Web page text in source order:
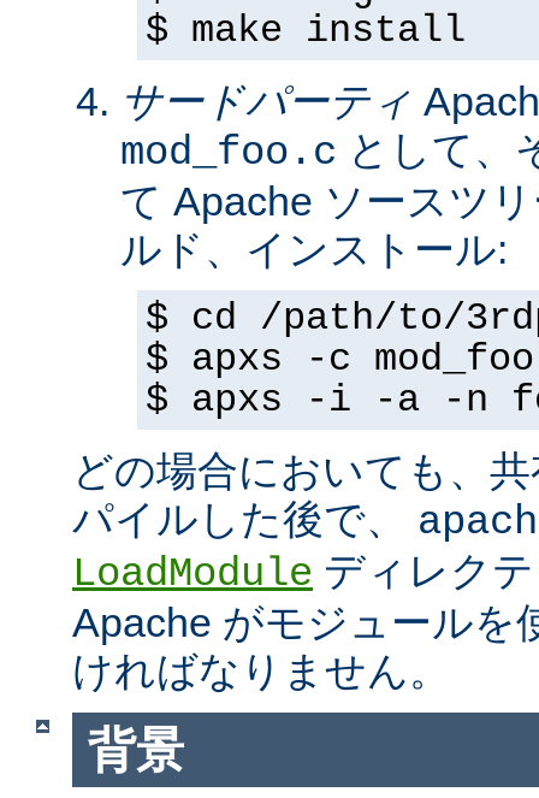
$ make install
サードパーティ
mod_foo.c として、
て Apache ソースツ
ルド、インストール:
$ cd /path/to/
$ apxs -c
$ apxs -i -a -n
どの場合においても、
パイルした後で、
LoadModule ディレク
Apache がモジュールを
ければなりません。
背景